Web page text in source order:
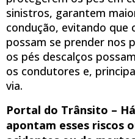
sinistros, garantem
condução, evitando que
possam se prender nos
os pés descalços
os condutores e,
via.
Portal do Trânsito –
apontam esses riscos